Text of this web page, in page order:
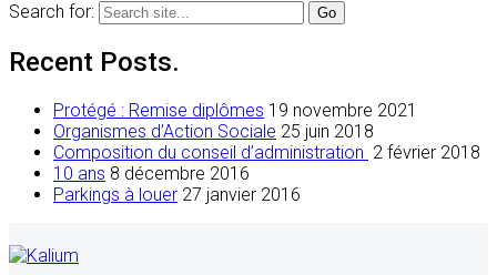
Search for:
Recent Posts.
Protégé : Remise diplômes 19 novembre 2021
Organismes d’Action Sociale 25 juin 2018
Composition du conseil d’administration 2 février 2018
10 ans 8 décembre 2016
Parkings à louer 27 janvier 2016